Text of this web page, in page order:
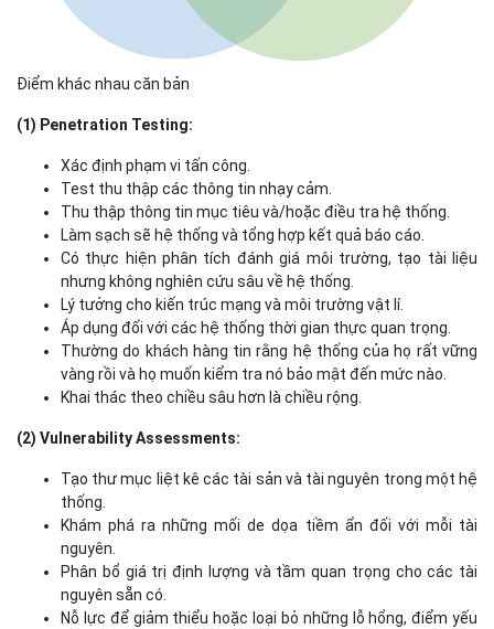
Điểm khác nhau căn bản
(1) Penetration Testing:
Xác định phạm vi tấn công.
Test thu thập các thông tin nhạy cảm.
Thu thập thông tin mục tiêu và/hoặc điều tra hệ thống.
Làm sạch sẽ hệ thống và tổng hợp kết quả báo cáo.
Có thực hiện phân tích đánh giá môi trường, tạo tài liệu
nhưng không nghiên cứu sâu về hệ thống.
Lý tưởng cho kiến trúc mạng và môi trường vật lí.
Áp dụng đối với các hệ thống thời gian thực quan trọng.
Thường do khách hàng tin rằng hệ thống của họ rất vững
vàng rồi và họ muốn kiểm tra nó bảo mật đến mức nào.
Khai thác theo chiều sâu hơn là chiều rộng.
(2) Vulnerability Assessments:
Tạo thư mục liệt kê các tài sản và tài nguyên trong một hệ
thống.
Khám phá ra những mối de dọa tiềm ẩn đối với mỗi tài
nguyên.
Phân bổ giá trị định lượng và tầm quan trọng cho các tài
nguyên sẵn có.
Nỗ lực để giảm thiểu hoặc loại bỏ những lỗ hổng, điểm yếu